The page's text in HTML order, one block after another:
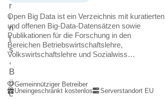
r
i
n
t
s
,
B
ü
c
Open Big Data ist ein Verzeichnis mit kuratierten
und offenen Big-Data-Datensätzen sowie
Publikationen für die Forschung in den
Bereichen Betriebswirtschaftslehre,
Volkswirtschaftslehre und Sozialwiss…
Gemeinnütziger Betreiber
Uneingeschränkt kostenlos
Serverstandort EU